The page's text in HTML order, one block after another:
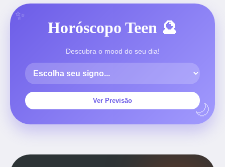
Horóscopo Teen 🔮
Descubra o mood do seu dia!
Ver Previsão